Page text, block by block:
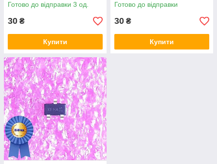
Готово до відправки 3 од.
30 ₴
Купити
Готово до відправки
30 ₴
Купити